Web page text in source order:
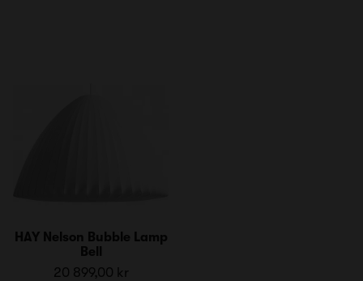
HAY Nelson Bubble Lamp
Bell
20 899,00 kr